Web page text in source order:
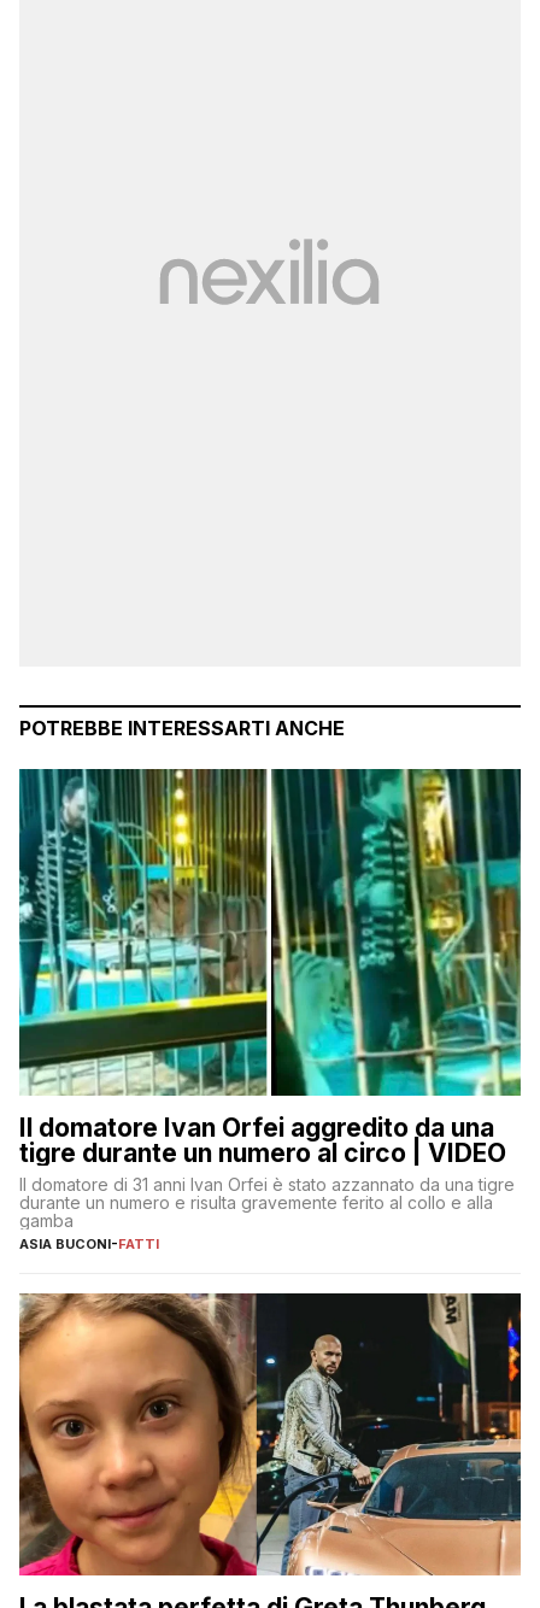
POTREBBE INTERESSARTI ANCHE
Il domatore Ivan Orfei aggredito da una
tigre durante un numero al circo | VIDEO
Il domatore di 31 anni Ivan Orfei è stato azzannato da una tigre
durante un numero e risulta gravemente ferito al collo e alla
gamba
ASIA BUCONI-FATTI